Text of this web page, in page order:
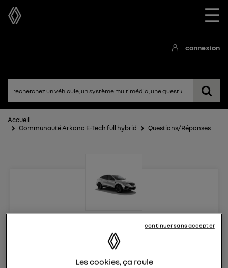
☰
connexion
Accueil
Communauté Arkana E-Tech full hybrid
Questions/Réponses
Arkana E-Tech full hybrid
Hybride RENAULT
membres
Les cookies, ça roule
continuer sans accepter